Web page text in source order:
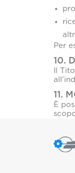
Per
10.
Il
11.
È